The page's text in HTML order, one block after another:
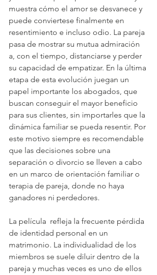
muestra cómo el amor se desvanece y
puede conviertese finalmente en
resentimiento e incluso odio. La pareja
pasa de mostrar su mutua admiración
a, con el tiempo, distanciarse y perder
su capacidad de empatizar. En la última
etapa de esta evolución juegan un
papel importante los abogados, que
buscan conseguir el mayor beneficio
para sus clientes, sin importarles que la
dinámica familiar se pueda resentir. Por
este motivo siempre es recomendable
que las decisiones sobre una
separación o divorcio se lleven a cabo
en un marco de orientación familiar o
terapia de pareja, donde no haya
ganadores ni perdedores.
La película  refleja la frecuente pérdida
de identidad personal en un
matrimonio. La individualidad de los
miembros se suele diluir dentro de la
pareja y muchas veces es uno de ellos